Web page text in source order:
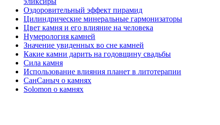
Оздоровительный эффект пирамид
Цилиндрические минеральные гармонизаторы
Цвет камня и его влияние на человека
Нумерология камней
Значение увиденных во сне камней
Какие камни дарить на годовщину свадьбы
Cила камня
Использование влияния планет в литотерапии
СанСаныч о камнях
Solomon о камнях